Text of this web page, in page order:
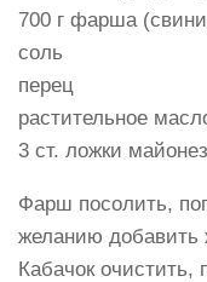
700 г фарша
соль
перец
растительное
3 ст. ложки
Фарш посолить,
желанию добавить
Кабачок очистить,